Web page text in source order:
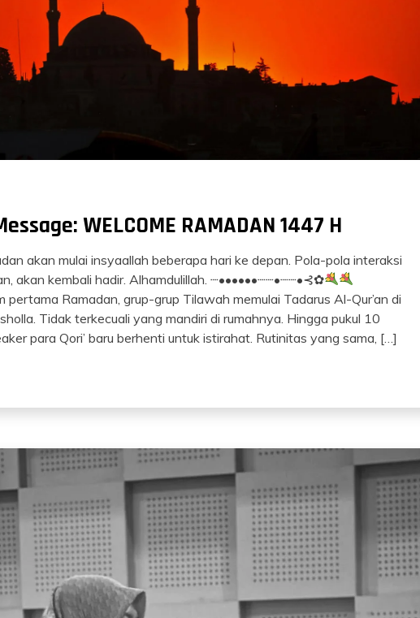
WELCOME RAMADAN 1447 H
akan mulai insyaallah beberapa hari ke depan. Pola-pola interaksi
akan kembali hadir. Alhamdulillah. ┈••••••┈┈•┈┈•⊰✿
Ramadan, grup-grup Tilawah memulai Tadarus Al-Qur’an di
Tidak terkecuali yang mandiri di rumahnya. Hingga pukul 10
para Qori’ baru berhenti untuk istirahat. Rutinitas yang sama, […]